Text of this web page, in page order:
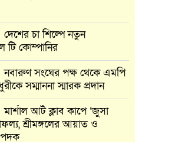
দেশের চা শিল্পে নতুন
টি কোম্পানির
নবারুণ সংঘের পক্ষ থেকে এমপি
সম্মাননা স্মারক প্রদান
মার্শাল আর্ট ক্লাব কাপে ‘জুসা
শ্রীমঙ্গলের আয়াত ও